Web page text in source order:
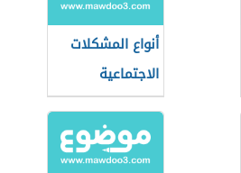
أنواع المشكلات
الاجتماعية